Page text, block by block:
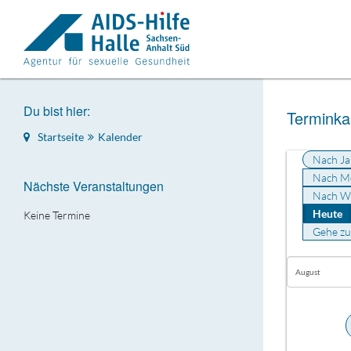
Nach
Nach
Nach
Heute
Gehe
Du bist hier:
Startseite Kalender
Nächste Veranstaltungen
Keine Termine